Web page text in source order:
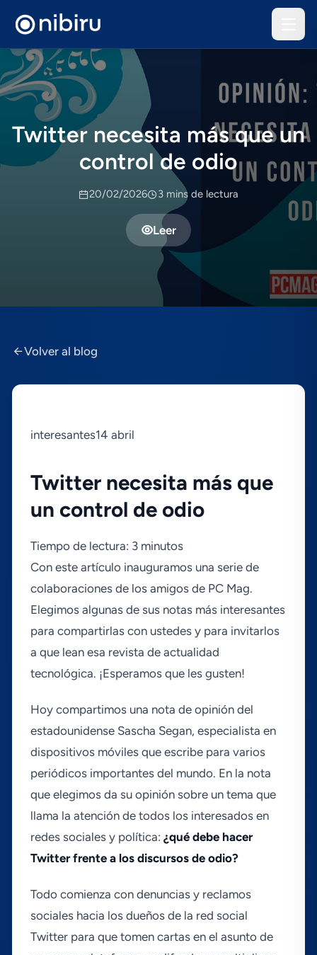
Twitter necesita más que un
control de odio
20/02/2026 3 mins de lectura
Leer
Volver al blog
interesantes14 abril
Twitter necesita más que
un control de odio
Tiempo de lectura: 3 minutos
Con este artí­culo inauguramos una serie de
colaboraciones de los amigos de PC Mag.
Elegimos algunas de sus notas más interesantes
para compartirlas con ustedes y para invitarlos
a que lean esa revista de actualidad
tecnológica. ¡Esperamos que les gusten!
Hoy compartimos una nota de opinión del
estadounidense Sascha Segan, especialista en
dispositivos móviles que escribe para varios
periódicos importantes del mundo. En la nota
que elegimos da su opinión sobre un tema que
llama la atención de todos los interesados en
redes sociales y polí­tica: ¿qué debe hacer
Twitter frente a los discursos de odio?
Todo comienza con denuncias y reclamos
sociales hacia los dueños de la red social
Twitter para que tomen cartas en el asunto de